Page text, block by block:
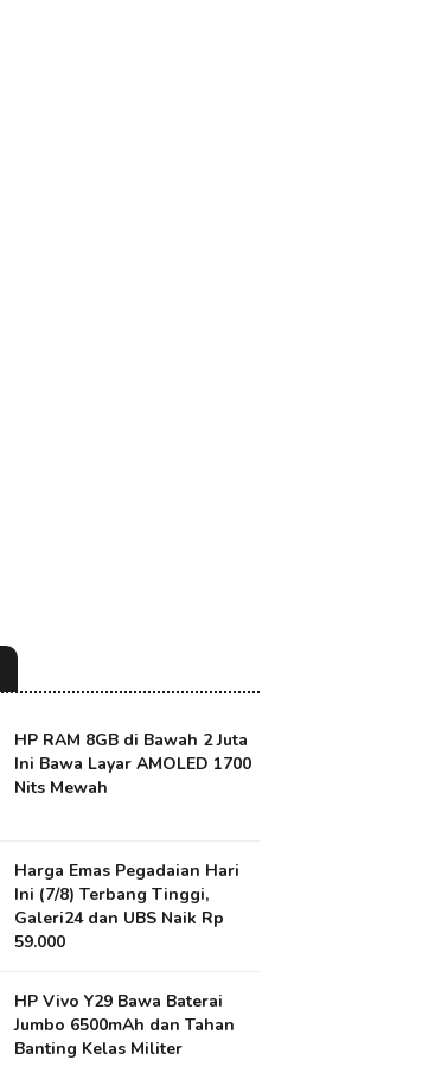
HP RAM 8GB di Bawah 2 Juta
Ini Bawa Layar AMOLED 1700
Nits Mewah
Harga Emas Pegadaian Hari
Ini (7/8) Terbang Tinggi,
Galeri24 dan UBS Naik Rp
59.000
HP Vivo Y29 Bawa Baterai
Jumbo 6500mAh dan Tahan
Banting Kelas Militer